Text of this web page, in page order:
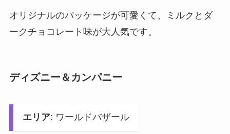
オリジナルのパッケージが可愛くて、ミルクとダ
ークチョコレート味が大人気です。
ディズニー＆カンパニー
エリア: ワールドバザール